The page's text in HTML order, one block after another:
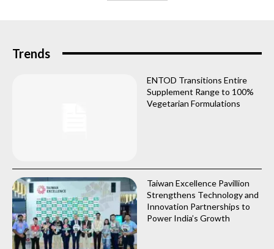
Trends
ENTOD Transitions Entire
Supplement Range to 100%
Vegetarian Formulations
Taiwan Excellence Pavillion
Strengthens Technology and
Innovation Partnerships to
Power India’s Growth